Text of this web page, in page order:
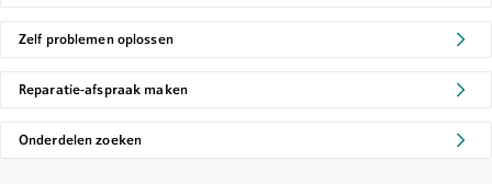
Zelf problemen oplossen
Reparatie-afspraak maken
Onderdelen zoeken